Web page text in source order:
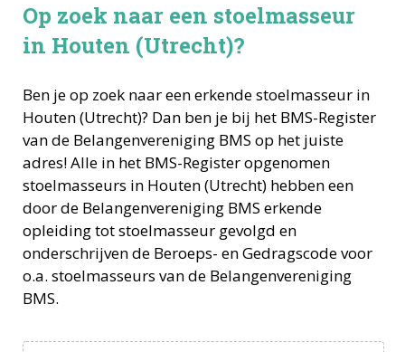
Op zoek naar een stoelmasseur
in Houten (Utrecht)?
Ben je op zoek naar een erkendestoelmasseur in
Houten(Utrecht)? Dan ben je bij het BMS-Register
van de Belangenvereniging BMS op het juiste
adres! Alle in het BMS-Register opgenomen
stoelmasseurs in Houten(Utrecht) hebben een
door de Belangenvereniging BMS erkende
opleiding totstoelmasseur gevolgd en
onderschrijven de Beroeps- en Gedragscode voor
o.a. stoelmasseurs van de Belangenvereniging
BMS.